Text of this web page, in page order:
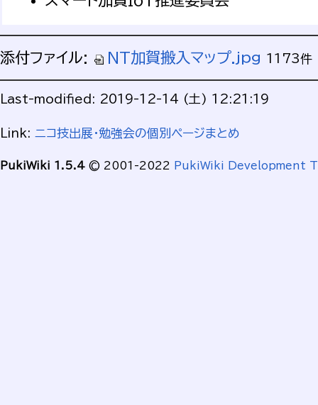
添付ファイル: NT加賀搬入マップ.jpg 1173件
Last-modified: 2019-12-14 (土) 12:21:19
Link: ニコ技出展・勉強会の個別ページまとめ
PukiWiki 1.5.4 © 2001-2022 PukiWiki Development